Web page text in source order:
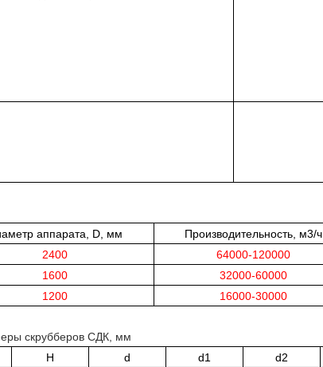
аппарата, D, мм Производительность, м3/ч
2400 64000-120000
1600 32000-60000
1200 16000-30000
скрубберов СДК, мм
H d d1 d2